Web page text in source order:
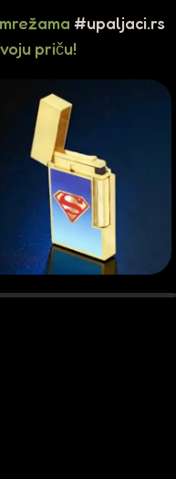
#upaljaci.rs
priču!